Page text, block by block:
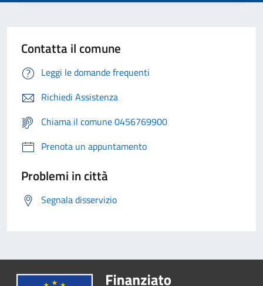
Contatta il comune
Leggi le domande frequenti
Richiedi Assistenza
Chiama il comune 0456769900
Prenota un appuntamento
Problemi in città
Segnala disservizio